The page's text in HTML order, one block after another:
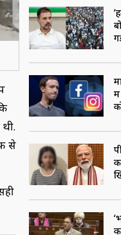
से
में